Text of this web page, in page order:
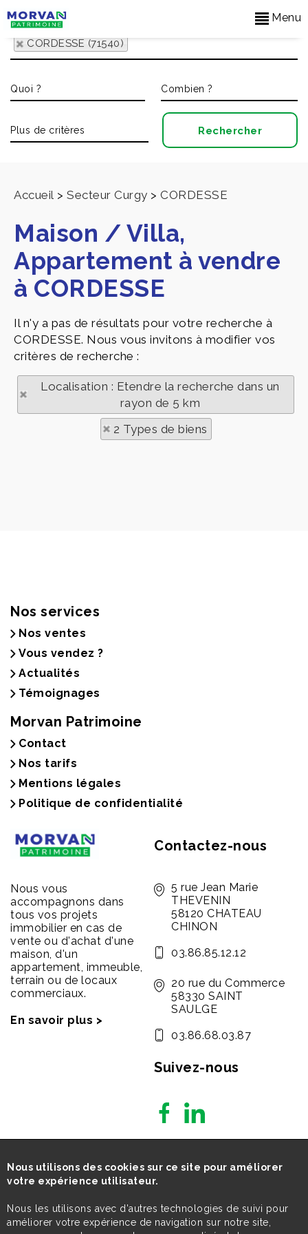
Menu
CORDESSE (71540)
Accueil > Secteur Curgy > CORDESSE
Maison / Villa,
Appartement à vendre
à CORDESSE
Il n'y a pas de résultats pour votre recherche à
CORDESSE. Nous vous invitons à modifier vos
critères de recherche :
Localisation : Etendre la recherche dans un
rayon de 5 km
2 Types de biens
Nos services
Nos ventes
Vous vendez ?
Actualités
Témoignages
Morvan Patrimoine
Contact
Nos tarifs
Mentions légales
Politique de confidentialité
Nous vous
accompagnons dans
tous vos projets
immobilier en cas de
vente ou d'achat d'une
maison, d'un
appartement, immeuble,
terrain ou de locaux
commerciaux.
En savoir plus >
Contactez-nous
5 rue Jean Marie
THEVENIN
58120 CHATEAU
CHINON
03.86.85.12.12
20 rue du Commerce
58330 SAINT
SAULGE
03.86.68.03.87
Suivez-nous
Nous utilisons des cookies sur ce site pour améliorer
votre expérience utilisateur.
Nous les utilisons avec d'autres technologies de suivi pour
améliorer votre expérience de navigation sur notre site,